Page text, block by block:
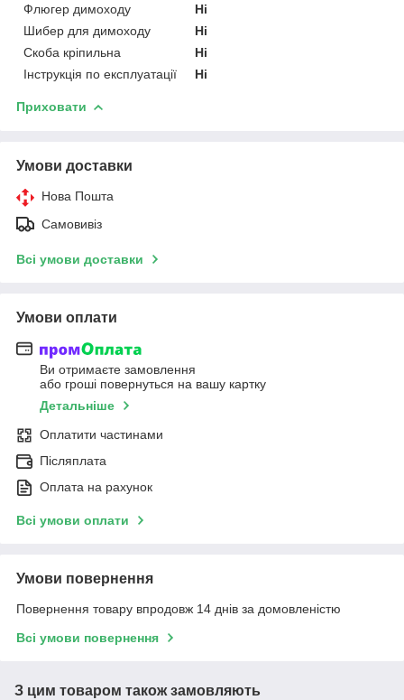
Флюгер димоходу
Ні
Шибер для димоходу
Ні
Скоба кріпильна
Ні
Інструкція по експлуатації
Ні
Приховати
Умови доставки
Нова Пошта
Самовивіз
Всі умови доставки
Умови оплати
Ви отримаєте замовлення
або гроші повернуться на вашу картку
Детальніше
Оплатити частинами
Післяплата
Оплата на рахунок
Всі умови оплати
Умови повернення
Повернення товару впродовж 14 днів за домовленістю
Всі умови повернення
З цим товаром також замовляють